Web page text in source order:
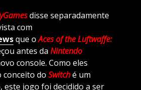
disse separadamente
com
que oAces of the Luftwaffe:
antes da Nintendo
console. Como eles
conceito do Switché um
este jogo foi decidido a ser